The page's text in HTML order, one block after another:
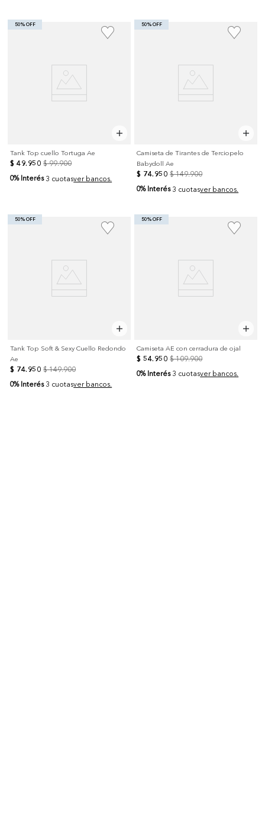
50% OFF
Tank Top cuello Tortuga Ae
$ 49. 950 $ 99.900
0% Interés 3 cuotasver bancos.
50% OFF
Camiseta de Tirantes de Terciopelo
Babydoll Ae
$ 74. 950 $ 149.900
0% Interés 3 cuotasver bancos.
50% OFF
Tank Top Soft & Sexy Cuello Redondo
Ae
$ 74. 950 $ 149.900
0% Interés 3 cuotasver bancos.
50% OFF
Camiseta AE con cerradura de ojal
$ 54. 950 $ 109.900
0% Interés 3 cuotasver bancos.